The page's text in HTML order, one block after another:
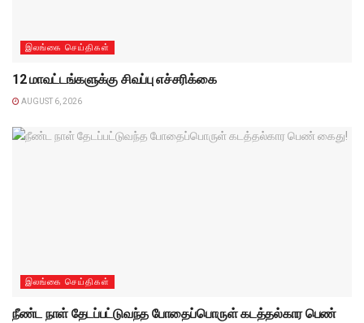
இலங்கை செய்திகள்
12 மாவட்டங்களுக்கு சிவப்பு எச்சரிக்கை
AUGUST 6, 2026
இலங்கை செய்திகள்
நீண்ட நாள் தேடப்பட்டுவந்த போதைப்பொருள் கடத்தல்கார பெண்